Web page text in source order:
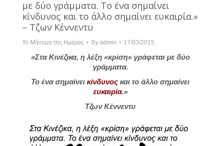
με δύο γράμματα. Το ένα σημαίνει
κίνδυνος και το άλλο σημαίνει ευκαιρία.»
– Τζων Κέννεντυ
Το Μήνυμα της Ημέρας By admin 17/03/2015
«Στα Κινέζικα, η λέξη «κρίση» γράφεται με δύο
γράμματα.
Το ένα σημαίνει κίνδυνος και το άλλο σημαίνει
ευκαιρία.»
Τζων Κέννεντυ